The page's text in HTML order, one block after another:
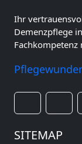
Ihr
Demenzpflege
SITEMAP